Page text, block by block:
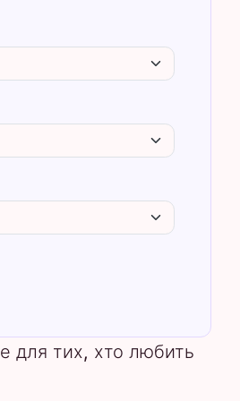
для тих, хто любить